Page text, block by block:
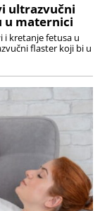
ultrazvučni
maternici
i kretanje fetusa u
flaster koji bi u